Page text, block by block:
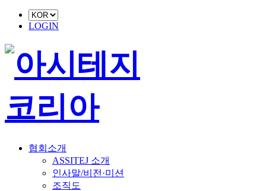
LOGIN
협회소개
ASSITEJ 소개
인사말/비전·미션
조직도